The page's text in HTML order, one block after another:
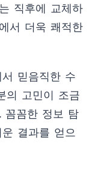
직후에 교체하
서 더욱 쾌적한
믿음직한 수
의 고민이 조금
꼼꼼한 정보 탐
결과를 얻으